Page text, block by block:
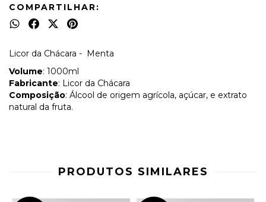
COMPARTILHAR:
Licor da Chácara - Menta
Volume: 1000ml
Fabricante: Licor da Chácara
Composição: Álcool de origem agrícola, açúcar, e extrato
natural da fruta.
PRODUTOS SIMILARES